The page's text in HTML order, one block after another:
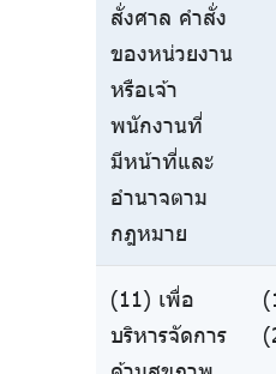
สั่งศาล คำสั่ง
ของหน่วยงาน
หรือเจ้า
พนักงานที่
มีหน้าที่และ
อำนาจตาม
กฎหมาย
(11) เพื่อ
บริหารจัดการ